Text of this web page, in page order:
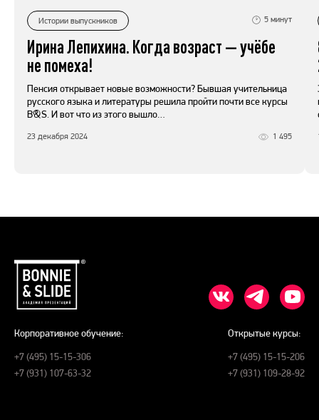
Истории выпускников 5 минут
Ирина Лепихина. Когда возраст — учёбе
не помеха!
Пенсия открывает новые возможности? Бывшая учительница
русского языка и литературы решила пройти почти все курсы
B&S. И вот что из этого вышло…
23 декабря 2024 1 495
Корпоративное обучение:
+7 (495) 15-15-306
+7 (931) 107-63-32
Открытые курсы:
+7 (495) 15-15-206
+7 (931) 109-28-92